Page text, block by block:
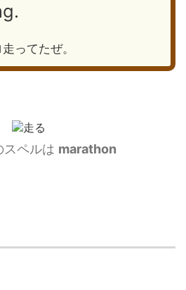
ってたぜ。
スペルは marathon